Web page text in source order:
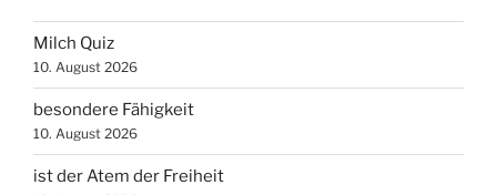
Milch Quiz
10. August 2026
besondere Fähigkeit
10. August 2026
ist der Atem der Freiheit